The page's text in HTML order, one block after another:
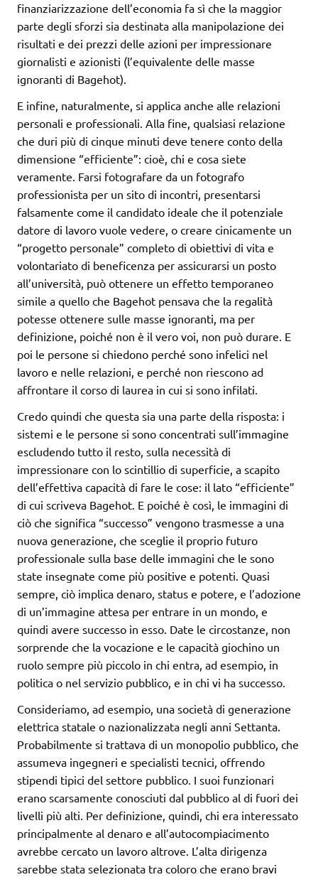
finanziarizzazione dell’economia fa sì che la maggior
parte degli sforzi sia destinata alla manipolazione dei
risultati e dei prezzi delle azioni per impressionare
giornalisti e azionisti (l’equivalente delle masse
ignoranti di Bagehot).
E infine, naturalmente, si applica anche alle relazioni
personali e professionali. Alla fine, qualsiasi relazione
che duri più di cinque minuti deve tenere conto della
dimensione “efficiente”: cioè, chi e cosa siete
veramente. Farsi fotografare da un fotografo
professionista per un sito di incontri, presentarsi
falsamente come il candidato ideale che il potenziale
datore di lavoro vuole vedere, o creare cinicamente un
“progetto personale” completo di obiettivi di vita e
volontariato di beneficenza per assicurarsi un posto
all’università, può ottenere un effetto temporaneo
simile a quello che Bagehot pensava che la regalità
potesse ottenere sulle masse ignoranti, ma per
definizione, poiché non è il vero voi, non può durare. E
poi le persone si chiedono perché sono infelici nel
lavoro e nelle relazioni, e perché non riescono ad
affrontare il corso di laurea in cui si sono infilati.
Credo quindi che questa sia una parte della risposta: i
sistemi e le persone si sono concentrati sull’immagine
escludendo tutto il resto, sulla necessità di
impressionare con lo scintillio di superficie, a scapito
dell’effettiva capacità di fare le cose: il lato “efficiente”
di cui scriveva Bagehot. E poiché è così, le immagini di
ciò che significa “successo” vengono trasmesse a una
nuova generazione, che sceglie il proprio futuro
professionale sulla base delle immagini che le sono
state insegnate come più positive e potenti. Quasi
sempre, ciò implica denaro, status e potere, e l’adozione
di un’immagine attesa per entrare in un mondo, e
quindi avere successo in esso. Date le circostanze, non
sorprende che la vocazione e le capacità giochino un
ruolo sempre più piccolo in chi entra, ad esempio, in
politica o nel servizio pubblico, e in chi vi ha successo.
Consideriamo, ad esempio, una società di generazione
elettrica statale o nazionalizzata negli anni Settanta.
Probabilmente si trattava di un monopolio pubblico, che
assumeva ingegneri e specialisti tecnici, offrendo
stipendi tipici del settore pubblico. I suoi funzionari
erano scarsamente conosciuti dal pubblico al di fuori dei
livelli più alti. Per definizione, quindi, chi era interessato
principalmente al denaro e all’autocompiacimento
avrebbe cercato un lavoro altrove. L’alta dirigenza
sarebbe stata selezionata tra coloro che erano bravi